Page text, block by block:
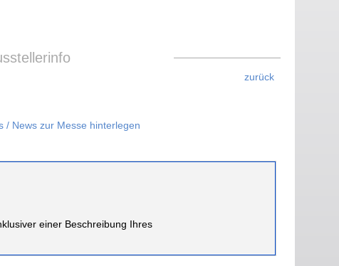
zurück
/ News zur Messe hinterlegen
einer Beschreibung Ihres